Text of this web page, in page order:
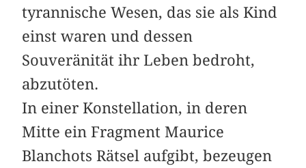
tyrannische Wesen, das sie als Kind
einst waren und dessen
Souveränität ihr Leben bedroht,
abzutöten.
In einer Konstellation, in deren
Mitte ein Fragment Maurice
Blanchots Rätsel aufgibt, bezeugen